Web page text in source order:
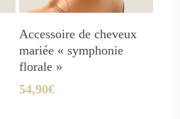
Ajouter Au Panier
Accessoire de cheveux
mariée « symphonie
florale »
54,90€